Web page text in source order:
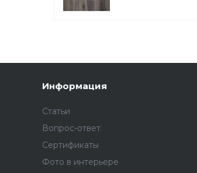
Информация
Статьи
Вопрос-ответ
Сертификаты
Фото в интерьере